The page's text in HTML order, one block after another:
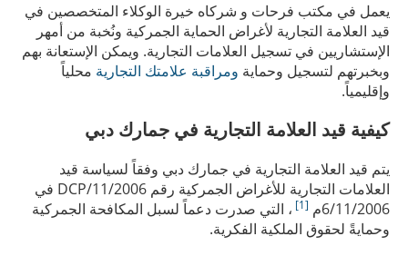
يعمل في مكتب فرحات و شركاه خيرة الوكلاء المتخصصين في
قيد العلامة التجارية لأغراض الحماية الجمركية ونُخبة من أمهر
الإستشاريين في تسجيل العلامات التجارية. ويمكن الإستعانة بهم
وبخبرتهم لتسجيل وحماية ومراقبة علامتك التجارية محلياً
وإقليمياً.
كيفية قيد العلامة التجارية في جمارك دبي
يتم قيد العلامة التجارية في جمارك دبي وفقاً لسياسة قيد
العلامات التجارية للأغراض الجمركية رقم 2006/DCP/11 في
6/11/2006م
[1]
، التي صدرت دعماً لسبل المكافحة الجمركية
وحمايةً لحقوق الملكية الفكرية.